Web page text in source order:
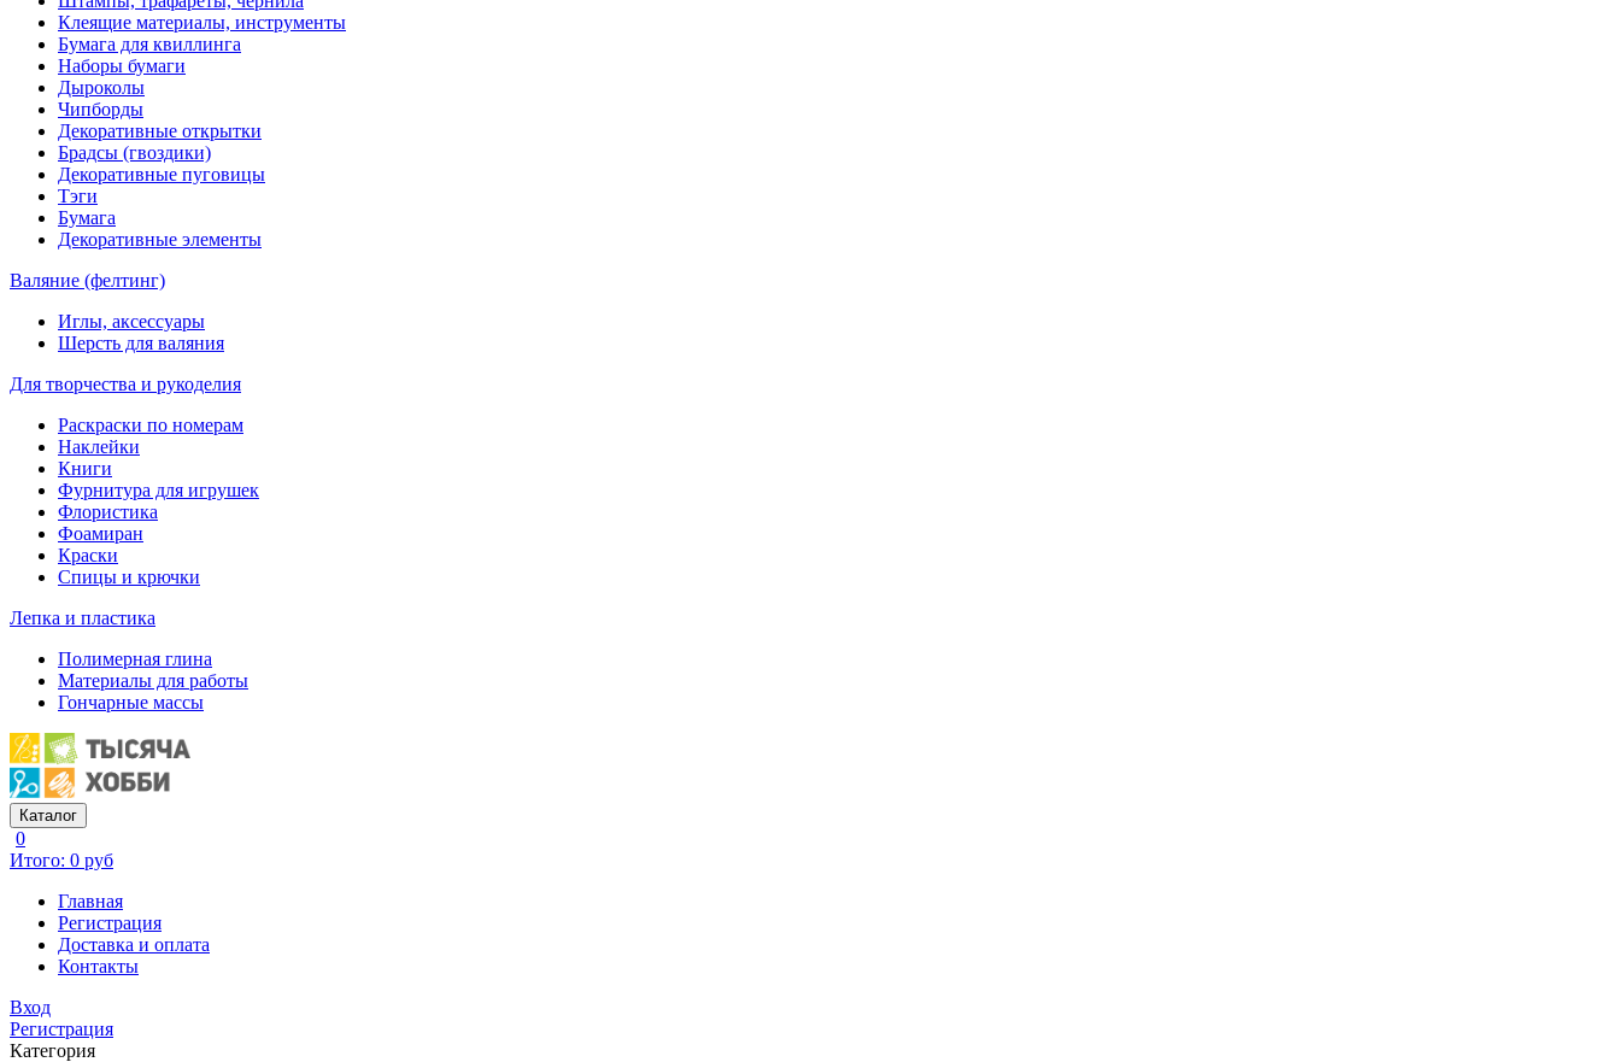
Клеящие материалы, инструменты
Бумага для квиллинга
Наборы бумаги
Дыроколы
Чипборды
Декоративные открытки
Брадсы (гвоздики)
Декоративные пуговицы
Тэги
Бумага
Декоративные элементы
Валяние (фелтинг)
Иглы, аксессуары
Шерсть для валяния
Для творчества и рукоделия
Раскраски по номерам
Наклейки
Книги
Фурнитура для игрушек
Флористика
Фоамиран
Краски
Спицы и крючки
Лепка и пластика
Полимерная глина
Материалы для работы
Гончарные массы
Каталог
0
Итого: 0 руб
Главная
Регистрация
Доставка и оплата
Контакты
Вход
Регистрация
Категория